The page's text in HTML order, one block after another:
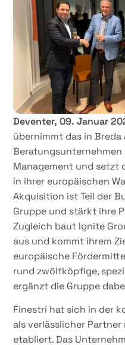
Deventer, 09. Januar
übernimmt das in Breda
Beratungsunternehmen
Management und setzt
in ihrer europäischen
Akquisition ist Teil der
Gruppe und stärkt ihre
Zugleich baut Ignite
aus und kommt ihrem
europäische
rund zwölfköpfige,
ergänzt die Gruppe
Finestri hat sich in der
als verlässlicher
etabliert. Das